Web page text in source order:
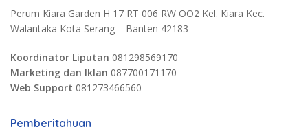
Perum Kiara Garden H 17 RT 006 RW OO2 Kel. Kiara Kec.
Walantaka Kota Serang – Banten 42183
Koordinator Liputan 081298569170
Marketing dan Iklan 087700171170
Web Support 081273466560
Pemberitahuan